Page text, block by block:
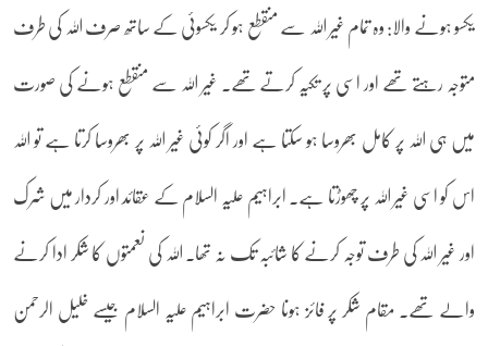
یکسو ہونے والا: وہ تمام غیر اللہ سے منقطع ہو کر یکسوئی کے ساتھ صرف اللہ کی طرف
متوجہ رہتے تھے اور اسی پر تکیہ کرتے تھے۔ غیر اللہ سے منقطع ہونے کی صورت
میں ہی اللہ پر کامل بھروسا ہو سکتا ہے اور اگر کوئی غیر اللہ پر بھروسا کرتا ہے تو اللہ
اس کو اسی غیر اللہ پر چھوڑتا ہے۔ ابراہیم علیہ السلام کے عقائد اور کردار میں شرک
اور غیر اللہ کی طرف توجہ کرنے کا شائبہ تک نہ تھا۔ اللہ کی نعمتوں کا شکر ادا کرنے
والے تھے۔ مقام شکر پر فائز ہونا حضرت ابراہیم علیہ السلام جیسے خلیل الرحمن